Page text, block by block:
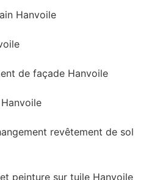
Hanvoile
de façade Hanvoile
revêtement de sol
peinture sur tuile Hanvoile